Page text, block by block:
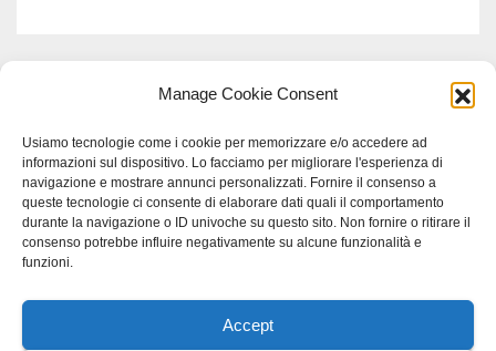
Manage Cookie Consent
Usiamo tecnologie come i cookie per memorizzare e/o accedere ad
informazioni sul dispositivo. Lo facciamo per migliorare l'esperienza di
navigazione e mostrare annunci personalizzati. Fornire il consenso a
queste tecnologie ci consente di elaborare dati quali il comportamento
durante la navigazione o ID univoche su questo sito. Non fornire o ritirare il
consenso potrebbe influire negativamente su alcune funzionalità e
funzioni.
Accept
Proudly powered by WordPress|Tema: Newspaperex di